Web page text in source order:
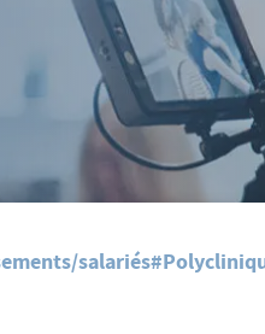
salariés